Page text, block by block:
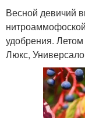
Весной девичий
удобрения.
Люкс,